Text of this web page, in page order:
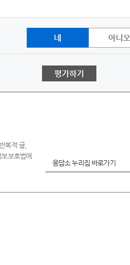
네 아니오
평가하기
복적 글,
보호법에
응답소 누리집 바로가기